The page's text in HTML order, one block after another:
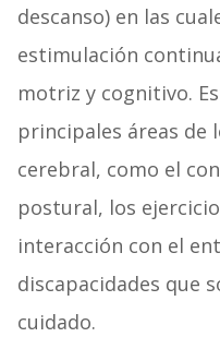
descanso) en las
estimulación
motriz y cognitivo.
principales áreas de
cerebral, como el
postural, los
interacción con el
discapacidades que
cuidado.